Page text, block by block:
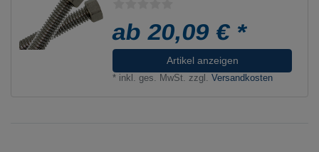
ab 20,09 € *
Artikel anzeigen
* inkl. ges. MwSt. zzgl.Versandkosten